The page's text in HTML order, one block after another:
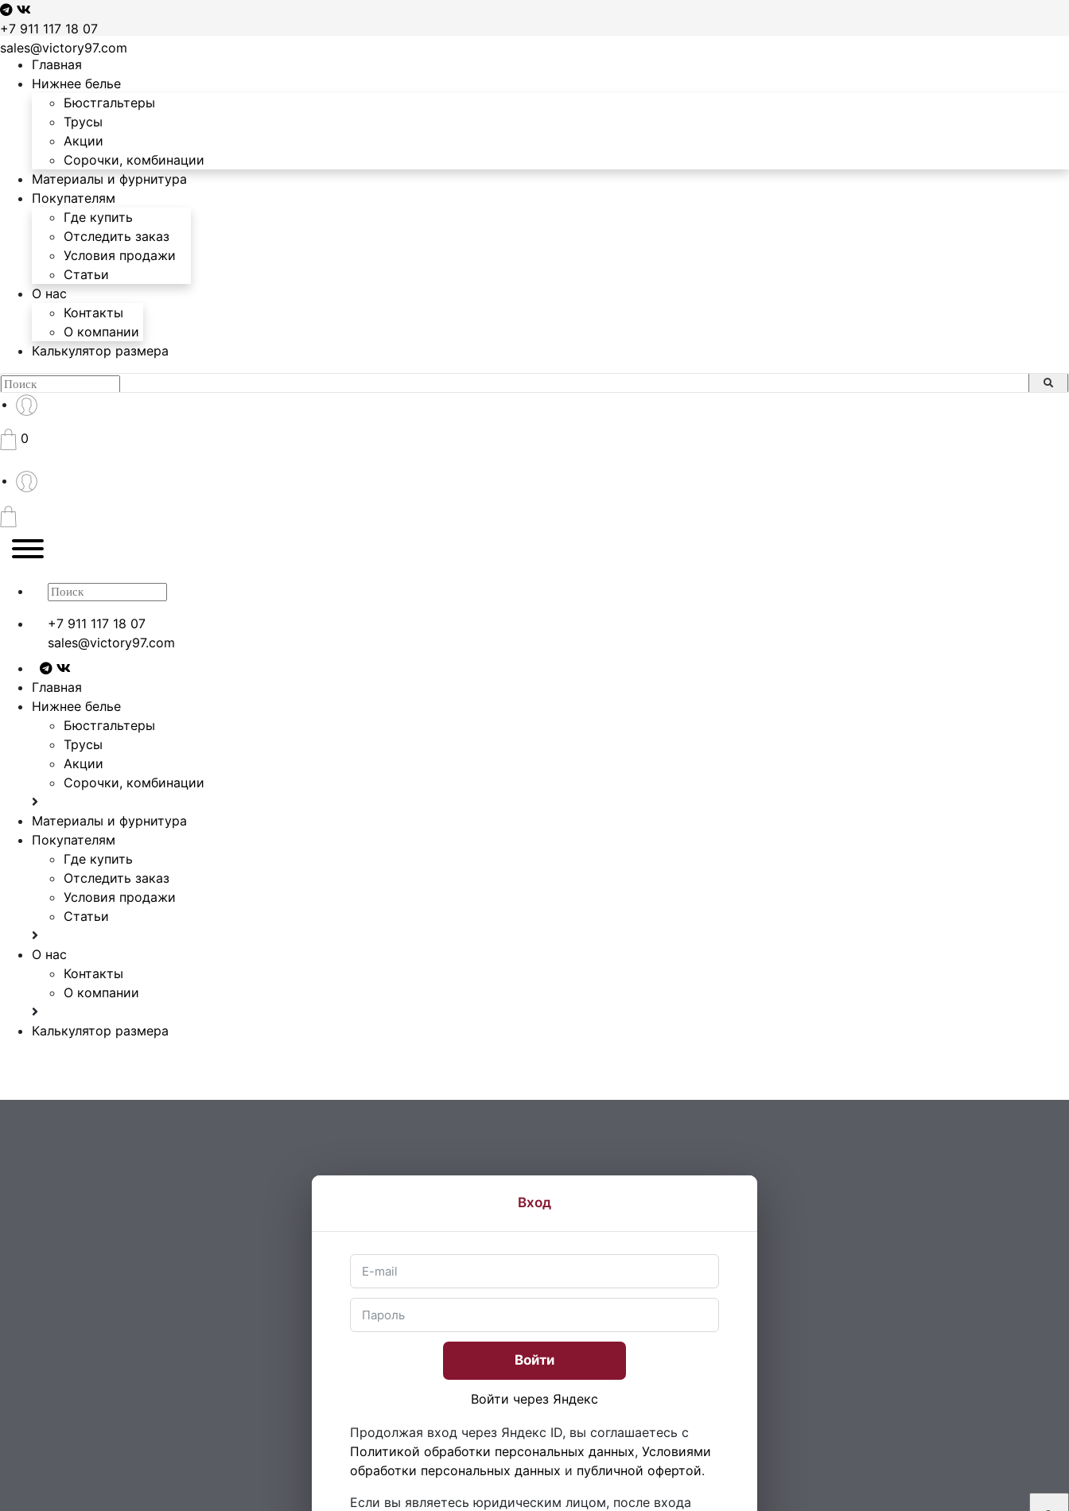
+7 911 117 18 07
sales@victory97.com
Главная
Нижнее белье
Бюстгальтеры
Трусы
Акции
Сорочки, комбинации
Материалы и фурнитура
Покупателям
Где купить
Отследить заказ
Условия продажи
Статьи
О нас
Контакты
О компании
Калькулятор размера
0
+7 911 117 18 07
sales@victory97.com
Главная
Нижнее белье
Бюстгальтеры
Трусы
Акции
Сорочки, комбинации
Материалы и фурнитура
Покупателям
Где купить
Отследить заказ
Условия продажи
Статьи
О нас
Контакты
О компании
Калькулятор размера
Вход
Войти
Войти через Яндекс
Продолжая вход через Яндекс ID, вы соглашаетесь с
Политикой обработки персональных данных, Условиями
обработки персональных данных и публичной офертой.
Если вы являетесь юридическим лицом, после входа